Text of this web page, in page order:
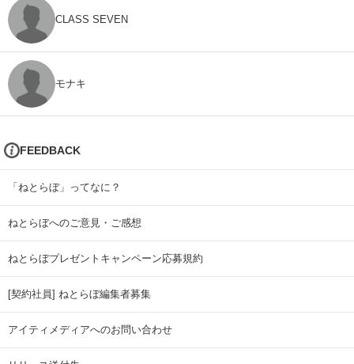
CLASS SEVEN
モナキ
FEEDBACK
「ねとらぼ」ってなに？
ねとらぼへのご意見・ご感想
ねとらぼプレゼントキャンペーン応募規約
[契約社員] ねとらぼ編集者募集
アイティメディアへのお問い合わせ